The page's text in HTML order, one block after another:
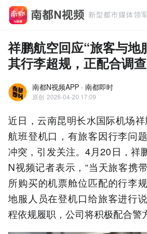
祥鹏航空回应“旅客与地
其行李超规，正配合调查
南都N视频APP · 南都即时
原创 2026-04-20 17:09
近日，云南昆明长水国际机场
航班登机口，有旅客因行李问
冲突，引发关注。4月20日，祥
N视频记者表示，“当天旅客携
所购买的机票舱位匹配的行李
地服人员在登机口给旅客进行
程依规履职，公司将积极配合警